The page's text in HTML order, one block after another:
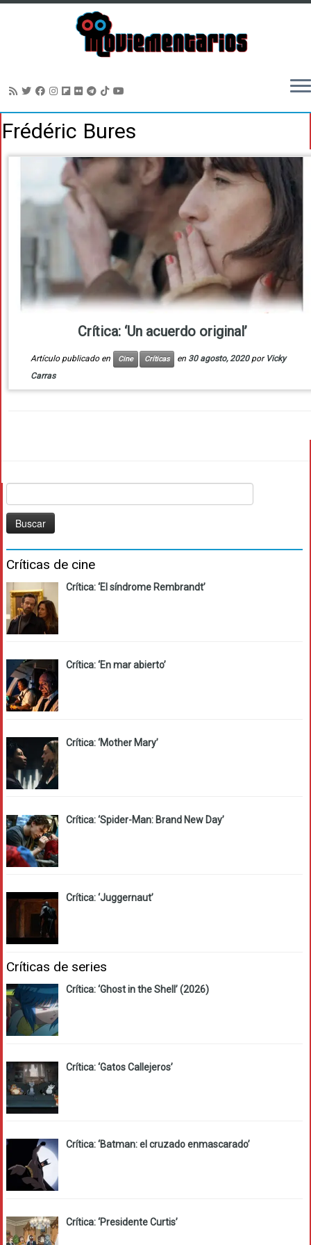
alFrédéric Bures
Crítica: ‘Un acuerdo original’
Artículo publicado en Cine Críticas en 30 agosto, 2020 por Vicky
Carras
Críticas de cine
Crítica: ‘El síndrome Rembrandt’
Crítica: ‘En mar abierto’
Crítica: ‘Mother Mary’
Crítica: ‘Spider-Man: Brand New Day’
Crítica: ‘Juggernaut’
Críticas de series
Crítica: ‘Ghost in the Shell’ (2026)
Crítica: ‘Gatos Callejeros’
Crítica: ‘Batman: el cruzado enmascarado’
Crítica: ‘Presidente Curtis’